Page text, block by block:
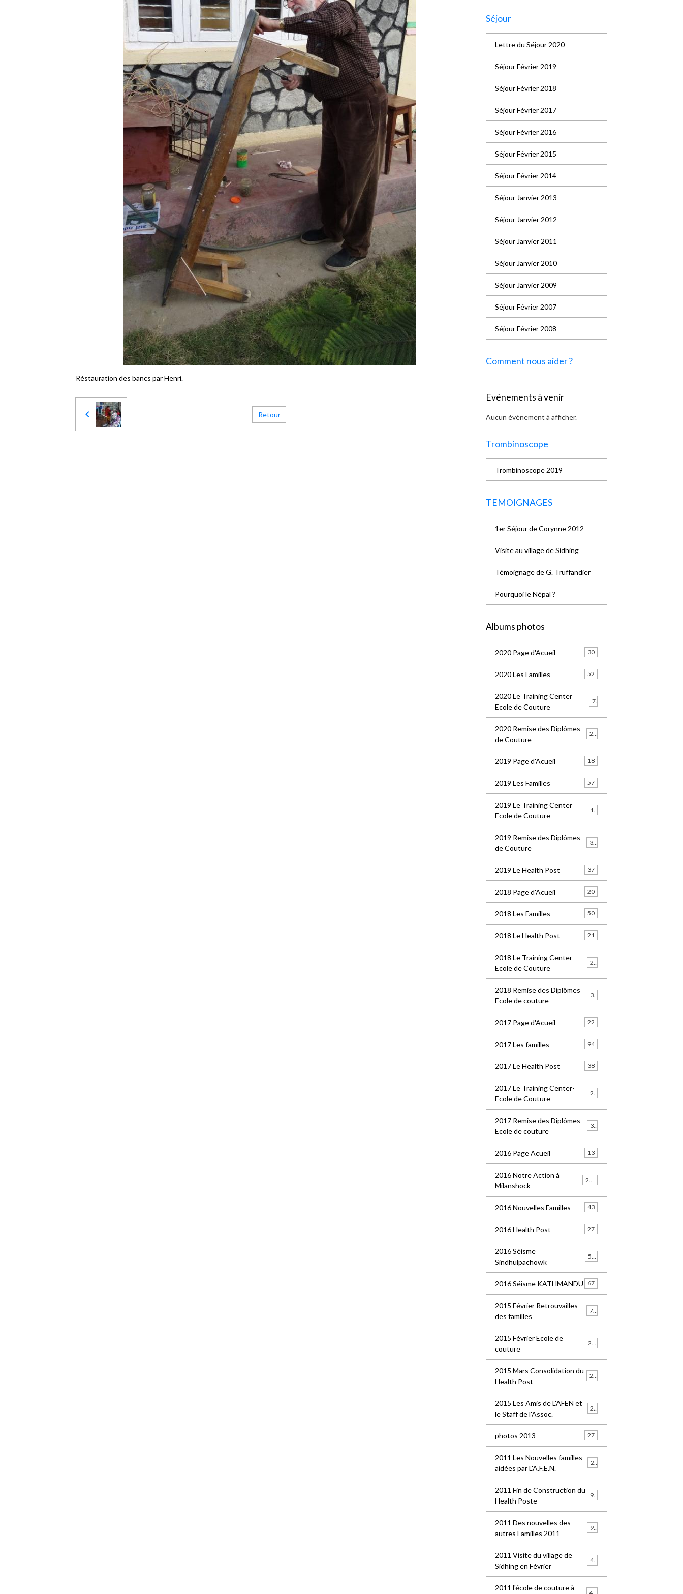
Réstauration des bancs par Henri.
Retour
Séjour
Lettre du Séjour 2020
Séjour Février 2019
Séjour Février 2018
Séjour Février 2017
Séjour Février 2016
Séjour Février 2015
Séjour Février 2014
Séjour Janvier 2013
Séjour Janvier 2012
Séjour Janvier 2011
Séjour Janvier 2010
Séjour Janvier 2009
Séjour Février 2007
Séjour Février 2008
Comment nous aider ?
Evénements à venir
Aucun évènement à afficher.
Trombinoscope
Trombinoscope 2019
TEMOIGNAGES
1er Séjour de Corynne 2012
Visite au village de Sidhing
Témoignage de G. Truffandier
Pourquoi le Népal ?
Albums photos
2020 Page d'Acueil 30
2020 Les Familles 52
2020 Le Training Center
Ecole de Couture
2020 Remise des Diplômes
de Couture
2019 Page d'Acueil 18
2019 Les Familles 57
2019 Le Training Center
Ecole de Couture
2019 Remise des Diplômes
de Couture
36
2019 Le Health Post 37
2018 Page d'Acueil 20
2018 Les Familles 50
2018 Le Health Post 21
2018 Le Training Center -
Ecole de Couture
2018 Remise des Diplômes
Ecole de couture
2017 Page d'Acueil 22
2017 Les familles 94
2017 Le Health Post 38
2017 Le Training Center-
Ecole de Couture
2017 Remise des Diplômes
Ecole de couture
2016 Page Acueil 13
2016 Notre Action à
Milanshock
2016 Nouvelles Familles 43
2016 Health Post 27
2016 Séisme
Sindhulpachowk
2016 Séisme KATHMANDU 67
2015 Février Retrouvailles
des familles
77
2015 Février Ecole de
couture
2015 Mars Consolidation du
Health Post
2015 Les Amis de L'AFEN et
le Staff de l'Assoc.
photos 2013 27
2011 Les Nouvelles familles
aidées par L'A.F.E.N.
2011 Fin de Construction du
Health Poste
99
2011 Des nouvelles des
autres Familles 2011
2011 Visite du village de
Sidhing en Février
41
2011 l'école de couture à
49